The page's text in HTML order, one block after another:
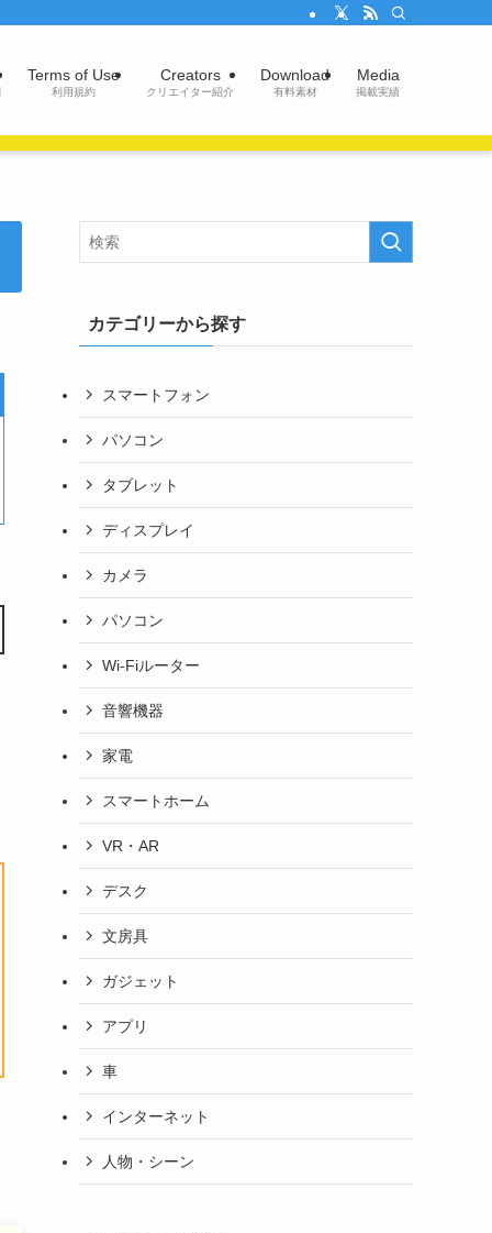
Terms of Use
利用規約
Creators
クリエイター紹介
Download
有料素材
Media
掲載実績
カテゴリーから探す
スマートフォン
パソコン
タブレット
ディスプレイ
カメラ
パソコン
Wi-Fiルーター
音響機器
家電
スマートホーム
VR・AR
デスク
文房具
ガジェット
アプリ
車
インターネット
人物・シーン